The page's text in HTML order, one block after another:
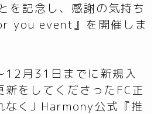
を記念し、感謝の気持ち
you event』を開催しま
月31日までに新規入
新をしてくださったFC正
なくJ Harmony公式『推